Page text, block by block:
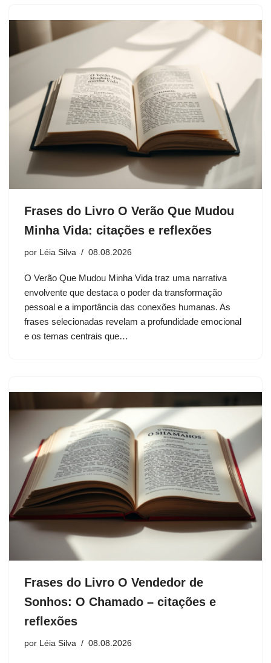
Frases do Livro O Verão Que Mudou
Minha Vida: citações e reflexões
por Léia Silva 08.08.2026
O Verão Que Mudou Minha Vida traz uma narrativa
envolvente que destaca o poder da transformação
pessoal e a importância das conexões humanas. As
frases selecionadas revelam a profundidade emocional
e os temas centrais que…
Frases do Livro O Vendedor de
Sonhos: O Chamado – citações e
reflexões
por Léia Silva 08.08.2026